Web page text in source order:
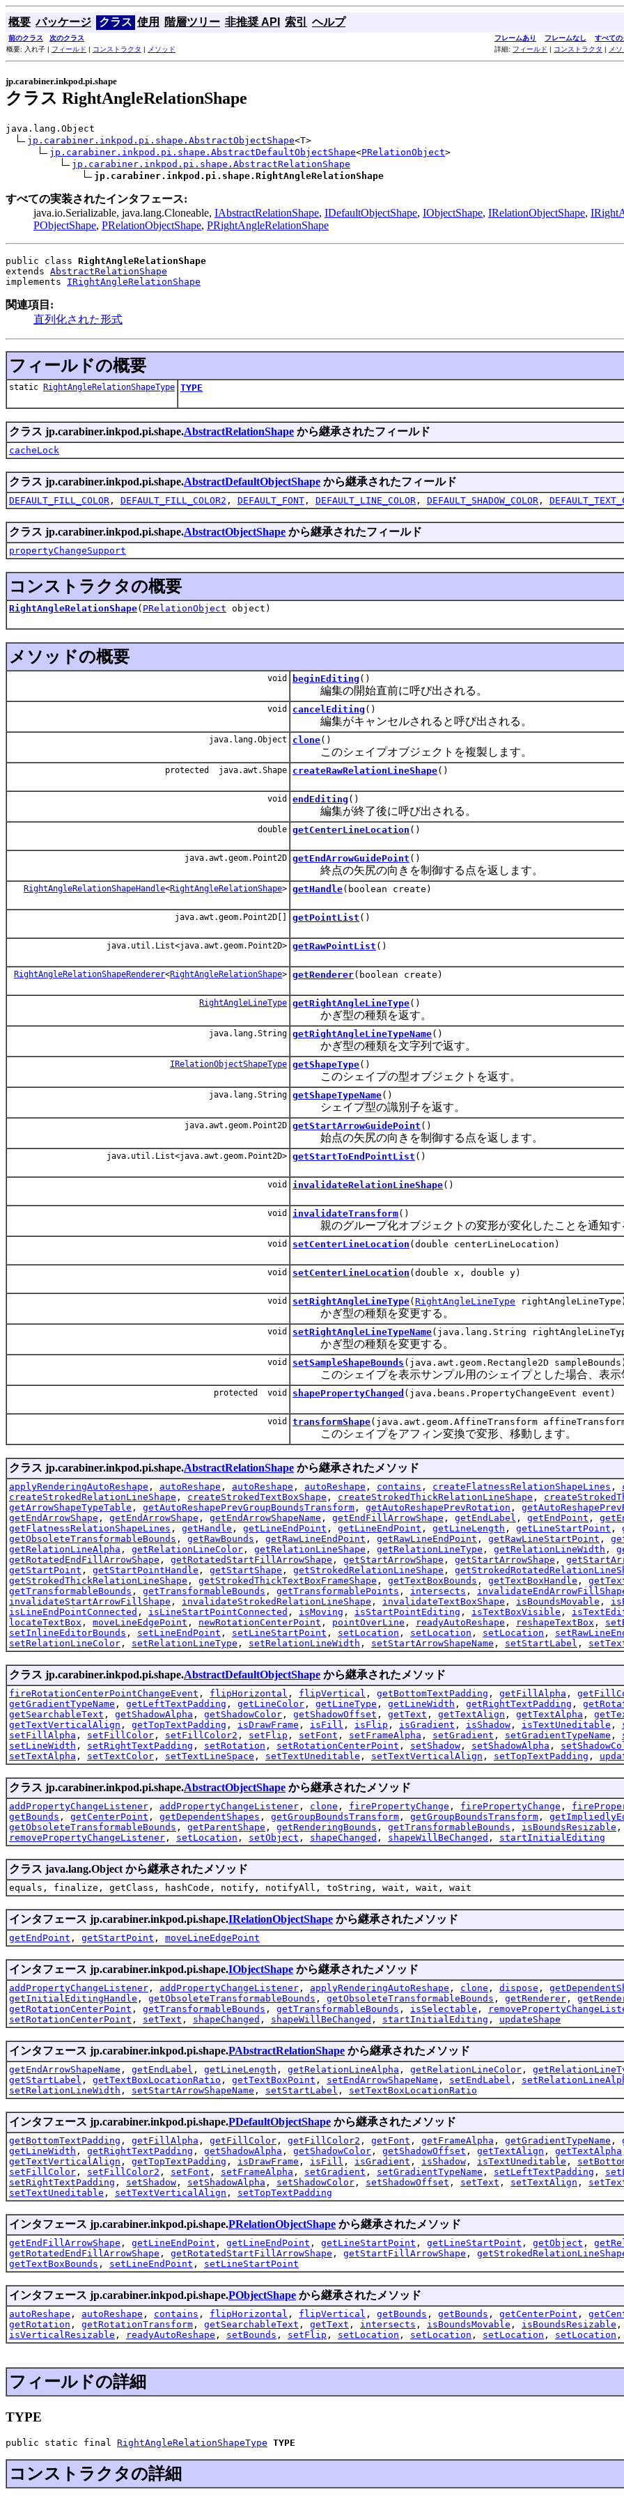
概要 パッケージ クラス 使用 階層ツリー 非推奨 API 索引 ヘルプ
前のクラス 次のクラス フレームあり フレームなし
すべての
概要: 入れ子 | フィールド | コンストラクタ | メソッド 詳細: フィールド | コンストラクタ | メ
jp.carabiner.inkpod.pi.shape
クラス RightAngleRelationShape
java.lang.Object
jp.carabiner.inkpod.pi.shape.AbstractObjectShape<T>
jp.carabiner.inkpod.pi.shape.AbstractDefaultObjectShape<PRelationObject>
jp.carabiner.inkpod.pi.shape.AbstractRelationShape
jp.carabiner.inkpod.pi.shape.RightAngleRelationShape
すべての実装されたインタフェース:
java.io.Serializable, java.lang.Cloneable, IAbstractRelationShape, IDefaultObjectShape, IObjectShape, IRelationObjectShape,
PObjectShape, PRelationObjectShape, PRightAngleRelationShape
public class RightAngleRelationShape
extends AbstractRelationShape
implements IRightAngleRelationShape
関連項目:
直列化された形式
フィールドの概要
static RightAngleRelationShapeType TYPE
クラス jp.carabiner.inkpod.pi.shape.AbstractRelationShape から継承されたフィールド
cacheLock
クラス jp.carabiner.inkpod.pi.shape.AbstractDefaultObjectShape から継承されたフィールド
DEFAULT_FILL_COLOR , DEFAULT_FILL_COLOR2 , DEFAULT_FONT , DEFAULT_LINE_COLOR , DEFAULT_SHADOW_COLOR ,
クラス jp.carabiner.inkpod.pi.shape.AbstractObjectShape から継承されたフィールド
propertyChangeSupport
コンストラクタの概要
RightAngleRelationShape( PRelationObject object)
メソッドの概要
void beginEditing ()
編集の開始直前に呼び出される。
void cancelEditing ()
編集がキャンセルされると呼び出される。
java.lang.Object clone()
このシェイプオブジェクトを複製します。
protected java.awt.Shape createRawRelationLineShape()
void endEditing ()
編集が終了後に呼び出される。
double getCenterLineLocation ()
java.awt.geom.Point2D getEndArrowGuidePoint ()
終点の矢尻の向きを制御する点を返します。
RightAngleRelationShapeHandle<RightAngleRelationShape> getHandle(boolean create)
java.awt.geom.Point2D[] getPointList ()
java.util.List<java.awt.geom.Point2D> getRawPointList ()
RightAngleRelationShapeRenderer<RightAngleRelationShape> getRenderer(boolean create)
RightAngleLineType getRightAngleLineType()
かぎ型の種類を返す。
java.lang.String getRightAngleLineTypeName()
かぎ型の種類を文字列で返す。
IRelationObjectShapeType getShapeType()
このシェイプの型オブジェクトを返す。
java.lang.String getShapeTypeName()
シェイプ型の識別子を返す。
java.awt.geom.Point2D getStartArrowGuidePoint ()
始点の矢尻の向きを制御する点を返します。
java.util.List<java.awt.geom.Point2D> getStartToEndPointList ()
void invalidateRelationLineShape()
void invalidateTransform()
親のグループ化オブジェクトの変形が変化したことを通知す
void setCenterLineLocation (double centerLineLocation)
void setCenterLineLocation (double x, double y)
void setRightAngleLineType( RightAngleLineType
かぎ型の種類を変更する。
void setRightAngleLineTypeName(java.lang.String
かぎ型の種類を変更する。
void setSampleShapeBounds (java.awt.geom.Rectangle2D
このシェイプを表示サンプル用のシェイプとした場合、表示
protected void shapePropertyChanged (java.beans.PropertyChangeEvent event)
void transformShape(java.awt.geom.AffineTransform
このシェイプをアフィン変換で変形、移動します。
クラス jp.carabiner.inkpod.pi.shape.AbstractRelationShape から継承されたメソッド
applyRenderingAutoReshape , autoReshape , autoReshape , autoReshape , contains , createFlatnessRelationShapeLines ,
createStrokedRelationLineShape , createStrokedTextBoxShape , createStrokedThickRelationLineShape ,
getArrowShapeTypeTable , getAutoReshapePrevGroupBoundsTransform , getAutoReshapePrevRotation ,
getEndArrowShape , getEndArrowShape , getEndArrowShapeName , getEndFillArrowShape , getEndLabel , getEndPoint ,
getFlatnessRelationShapeLines , getHandle , getLineEndPoint , getLineEndPoint , getLineLength , getLineStartPoint ,
getObsoleteTransformableBounds , getRawBounds , getRawLineEndPoint , getRawLineEndPoint , getRawLineStartPoint ,
getRelationLineAlpha , getRelationLineColor , getRelationLineShape , getRelationLineType , getRelationLineWidth ,
getRotatedEndFillArrowShape , getRotatedStartFillArrowShape , getStartArrowShape , getStartArrowShape ,
getStartPoint , getStartPointHandle , getStartShape , getStrokedRelationLineShape ,
getStrokedThickRelationLineShape , getStrokedThickTextBoxFrameShape , getTextBoxBounds , getTextBoxHandle ,
getTransformableBounds , getTransformableBounds , getTransformablePoints , intersects ,
invalidateStartArrowFillShape , invalidateStrokedRelationLineShape , invalidateTextBoxShape , isBoundsMovable ,
isLineEndPointConnected , isLineStartPointConnected , isMoving , isStartPointEditing , isTextBoxVisible ,
locateTextBox , moveLineEdgePoint , newRotationCenterPoint , pointOverLine , readyAutoReshape , reshapeTextBox ,
setInlineEditorBounds , setLineEndPoint , setLineStartPoint , setLocation , setLocation , setLocation ,
setRelationLineColor , setRelationLineType , setRelationLineWidth , setStartArrowShapeName , setStartLabel ,
クラス jp.carabiner.inkpod.pi.shape.AbstractDefaultObjectShape から継承されたメソッド
fireRotationCenterPointChangeEvent , flipHorizontal , flipVertical , getBottomTextPadding , getFillAlpha ,
getGradientTypeName , getLeftTextPadding , getLineColor , getLineType , getLineWidth , getRightTextPadding ,
getSearchableText , getShadowAlpha , getShadowColor , getShadowOffset , getText , getTextAlign , getTextAlpha ,
getTextVerticalAlign , getTopTextPadding , isDrawFrame , isFill , isFlip , isGradient , isShadow , isTextUneditable ,
setFillAlpha , setFillColor , setFillColor2 , setFlip , setFont , setFrameAlpha , setGradient , setGradientTypeName ,
setLineWidth , setRightTextPadding , setRotation , setRotationCenterPoint , setShadow , setShadowAlpha ,
setTextAlpha , setTextColor , setTextLineSpace , setTextUneditable , setTextVerticalAlign , setTopTextPadding ,
クラス jp.carabiner.inkpod.pi.shape.AbstractObjectShape から継承されたメソッド
addPropertyChangeListener , addPropertyChangeListener , clone , firePropertyChange , firePropertyChange ,
getBounds , getCenterPoint , getDependentShapes , getGroupBoundsTransform , getGroupBoundsTransform ,
getObsoleteTransformableBounds , getParentShape , getRenderingBounds , getTransformableBounds , isBoundsResizable
removePropertyChangeListener , setLocation , setObject , shapeChanged , shapeWillBeChanged , startInitialEditing
クラス java.lang.Object から継承されたメソッド
equals, finalize, getClass, hashCode, notify, notifyAll, toString, wait, wait, wait
インタフェース jp.carabiner.inkpod.pi.shape.IRelationObjectShape から継承されたメソッド
getEndPoint , getStartPoint , moveLineEdgePoint
インタフェース jp.carabiner.inkpod.pi.shape.IObjectShape から継承されたメソッド
addPropertyChangeListener , addPropertyChangeListener , applyRenderingAutoReshape , clone , dispose ,
getInitialEditingHandle , getObsoleteTransformableBounds , getObsoleteTransformableBounds , getRenderer ,
getRotationCenterPoint , getTransformableBounds , getTransformableBounds , isSelectable ,
setRotationCenterPoint , setText , shapeChanged , shapeWillBeChanged , startInitialEditing , updateShape
インタフェース jp.carabiner.inkpod.pi.shape.PAbstractRelationShape から継承されたメソッド
getEndArrowShapeName , getEndLabel , getLineLength , getRelationLineAlpha , getRelationLineColor ,
getStartLabel , getTextBoxLocationRatio , getTextBoxPoint , setEndArrowShapeName , setEndLabel ,
setRelationLineWidth , setStartArrowShapeName , setStartLabel , setTextBoxLocationRatio
インタフェース jp.carabiner.inkpod.pi.shape.PDefaultObjectShape から継承されたメソッド
getBottomTextPadding , getFillAlpha , getFillColor , getFillColor2 , getFont , getFrameAlpha , getGradientTypeName ,
getLineWidth , getRightTextPadding , getShadowAlpha , getShadowColor , getShadowOffset , getTextAlign , getTextAlpha
getTextVerticalAlign , getTopTextPadding , isDrawFrame , isFill , isGradient , isShadow , isTextUneditable ,
setFillColor , setFillColor2 , setFont , setFrameAlpha , setGradient , setGradientTypeName , setLeftTextPadding ,
setRightTextPadding , setShadow , setShadowAlpha , setShadowColor , setShadowOffset , setText , setTextAlign ,
setTextUneditable , setTextVerticalAlign , setTopTextPadding
インタフェース jp.carabiner.inkpod.pi.shape.PRelationObjectShape から継承されたメソッド
getEndFillArrowShape , getLineEndPoint , getLineEndPoint , getLineStartPoint , getLineStartPoint , getObject ,
getRotatedEndFillArrowShape , getRotatedStartFillArrowShape , getStartFillArrowShape ,
getTextBoxBounds , setLineEndPoint , setLineStartPoint
インタフェース jp.carabiner.inkpod.pi.shape.PObjectShape から継承されたメソッド
autoReshape , autoReshape , contains , flipHorizontal , flipVertical , getBounds , getBounds , getCenterPoint ,
getRotation , getRotationTransform , getSearchableText , getText , intersects , isBoundsMovable , isBoundsResizable
isVerticalResizable , readyAutoReshape , setBounds , setFlip , setLocation , setLocation , setLocation , setLocation
フィールドの詳細
TYPE
public static final RightAngleRelationShapeType TYPE
コンストラクタの詳細